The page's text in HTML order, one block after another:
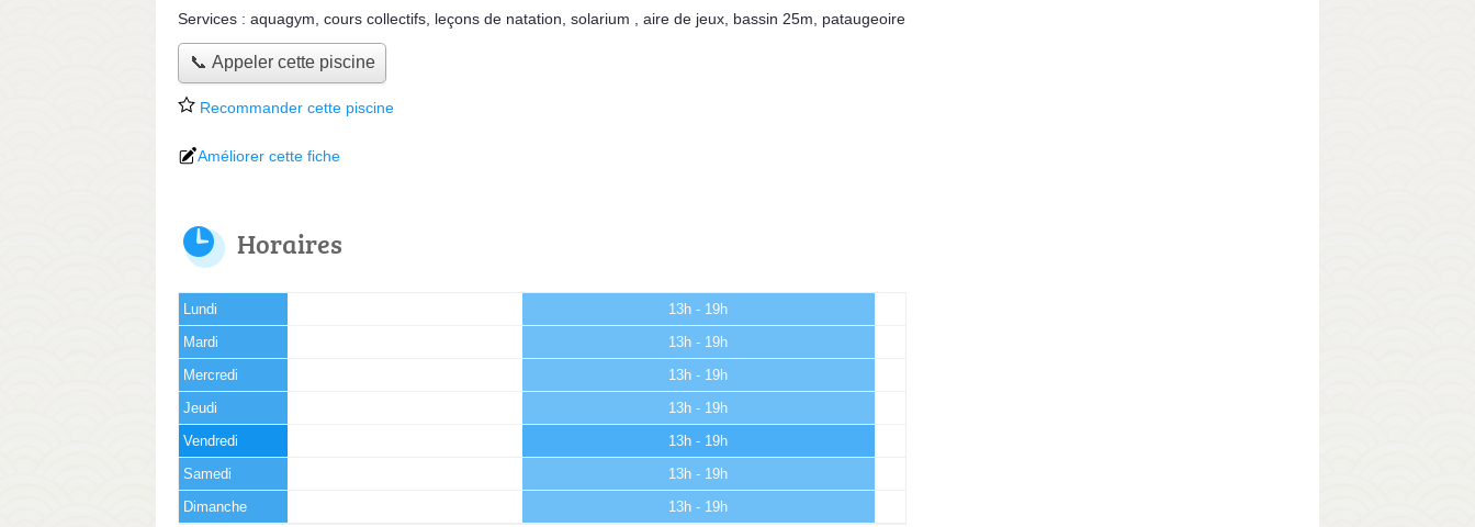
Services : aquagym cours collectifs leçons de natation solarium aire de jeux bassin 25m pataugeoire
📞 Appeler cette piscine
Recommander cette piscine
Améliorer cette fiche
Horaires
Lundi 13h - 19h
Mardi 13h - 19h
Mercredi 13h - 19h
Jeudi 13h - 19h
Vendredi 13h - 19h
Samedi 13h - 19h
Dimanche 13h - 19h